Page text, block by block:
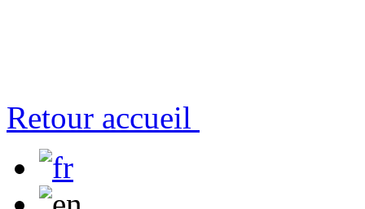
Retour accueil